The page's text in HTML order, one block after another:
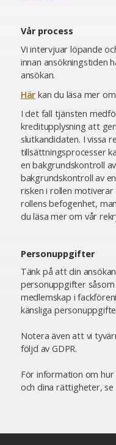
Vår process
Vi intervjuar löpande
innan ansökningstiden
ansökan.
Här kan du läsa mer
I det fall tjänsten
kreditupplysning att
slutkandidaten. I vissa
tillsättningsprocesser
en bakgrundskontroll
bakgrundskontroll av
risken i rollen
rollens befogenhet,
du läsa mer om vår
Personuppgifter
Tänk på att din
personuppgifter såsom
medlemskap i
känsliga
Notera även att vi
följd av GDPR.
För information om
och dina rättigheter, se